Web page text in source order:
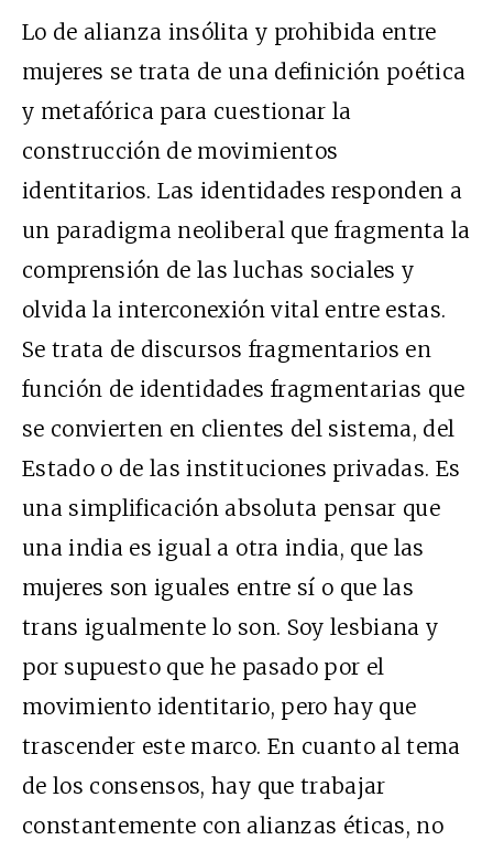
Lo de alianza insólita y prohibida entre
mujeres se trata de una definición poética
y metafórica para cuestionar la
construcción de movimientos
identitarios. Las identidades responden a
un paradigma neoliberal que fragmenta la
comprensión de las luchas sociales y
olvida la interconexión vital entre estas.
Se trata de discursos fragmentarios en
función de identidades fragmentarias que
se convierten en clientes del sistema, del
Estado o de las instituciones privadas. Es
una simplificación absoluta pensar que
una india es igual a otra india, que las
mujeres son iguales entre sí o que las
trans igualmente lo son. Soy lesbiana y
por supuesto que he pasado por el
movimiento identitario, pero hay que
trascender este marco. En cuanto al tema
de los consensos, hay que trabajar
constantemente con alianzas éticas, no